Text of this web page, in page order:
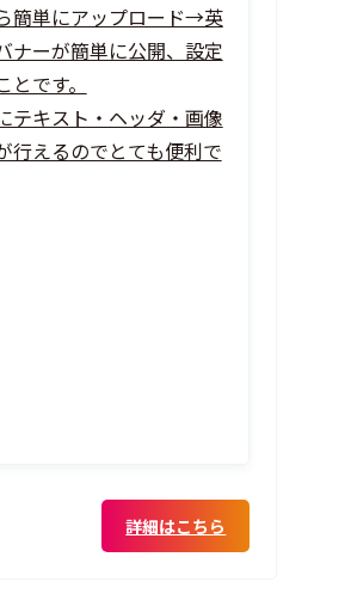
簡単にアップロード→英
ナーが簡単に公開、設定
とです。
テキスト・ヘッダ・画像
行えるのでとても便利で
詳細はこちら